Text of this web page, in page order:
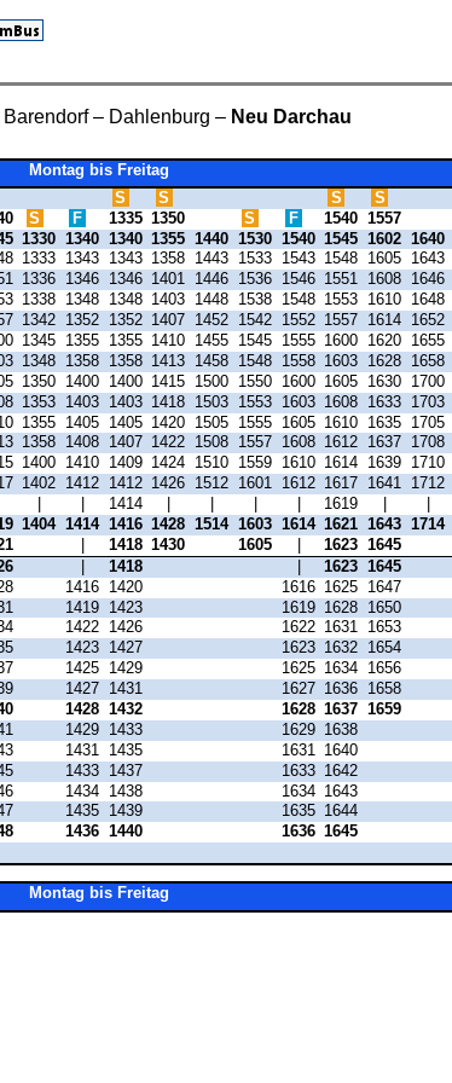
Barendorf – Dahlenburg – Neu Darchau
Montag bis Freitag
S S S
S
S F 1335 1350 S F 1540 1557
1330 1340 1340 1355 1440 1530 1540 1545 1602 1640
1333 1343 1343 1358 1443 1533 1543 1548 1605 1643
1336 1346 1346 1401 1446 1536 1546 1551 1608 1646
1338 1348 1348 1403 1448 1538 1548 1553 1610 1648
1342 1352 1352 1407 1452 1542 1552 1557 1614 1652
1345 1355 1355 1410 1455 1545 1555 1600 1620 1655
1348 1358 1358 1413 1458 1548 1558 1603 1628 1658
1350 1400 1400 1415 1500 1550 1600 1605 1630 1700
1353 1403 1403 1418 1503 1553 1603 1608 1633 1703
1355 1405 1405 1420 1505 1555 1605 1610 1635 1705
1358 1408 1407 1422 1508 1557 1608 1612 1637 1708
1400 1410 1409 1424 1510 1559 1610 1614 1639 1710
1402 1412 1412 1426 1512 1601 1612 1617 1641 1712
1414 1619
1404 1414 1416 1428 1514 1603 1614 1621 1643 1714
1418 1430 1605 1623 1645
1418 1623 1645
1416 1420 1616 1625 1647
1419 1423 1619 1628 1650
1422 1426 1622 1631 1653
1423 1427 1623 1632 1654
1425 1429 1625 1634 1656
1427 1431 1627 1636 1658
1428 1432 1628 1637 1659
1429 1433 1629 1638
1431 1435 1631 1640
1433 1437 1633 1642
1434 1438 1634 1643
1435 1439 1635 1644
1436 1440 1636 1645
Montag bis Freitag